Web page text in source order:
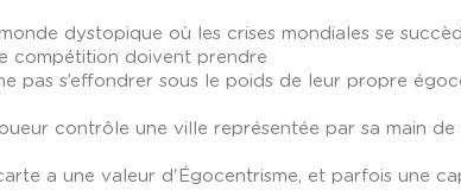
dystopique où les crises mondiales se
compétition doivent prendre
pas s’effondrer sous le poids de leur propre
contrôle une ville représentée par sa main de
a une valeur d'Égocentrisme, et parfois une